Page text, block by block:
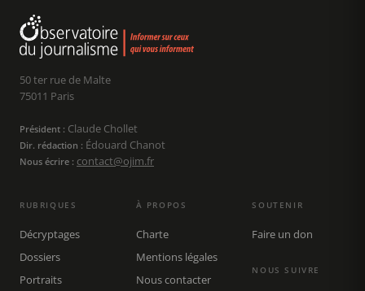
50 ter rue de Malte
75011 Paris
Président : Claude Chollet
Dir. rédaction : Édouard Chanot
Nous écrire : contact@ojim.fr
RUBRIQUES
Décryptages
Dossiers
Portraits
À PROPOS
Charte
Mentions légales
Nous contacter
SOUTENIR
Faire un don
NOUS SUIVRE